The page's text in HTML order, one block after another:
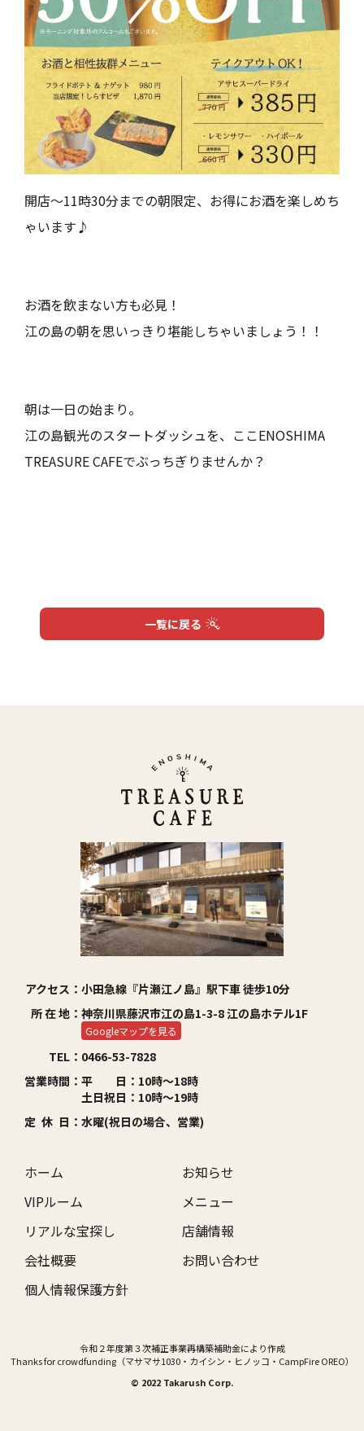
Close
VIPルーム
リアルな宝探し 店舗情報
開店～11時30分までの朝限定、お得にお酒を楽しめち
ゃいます♪
お酒を飲まない方も必見！
江の島の朝を思いっきり堪能しちゃいましょう！！
朝は一日の始まり。
江の島観光のスタートダッシュを、ここENOSHIMA
TREASURE CAFEでぶっちぎりませんか？
一覧に戻る
アクセス： 小田急線『片瀬江ノ島』駅下車 徒歩10分
所 在 地： 神奈川県藤沢市江の島1-3-8 江の島ホテル1F
Googleマップを見る
TEL： 0466-53-7828
営業時間： 平 日：10時～18時
土日祝日：10時～19時
定 休 日： 水曜(祝日の場合、営業)
ホーム
お知らせ
VIPルーム
メニュー
リアルな宝探し
店舗情報
会社概要
お問い合わせ
個人情報保護方針
令和２年度第３次補正事業再構築補助金により作成
Thanks for crowdfunding（マサマサ1030・カイシン・ヒノッコ・CampFire OREO）
© 2022 Takarush Corp.